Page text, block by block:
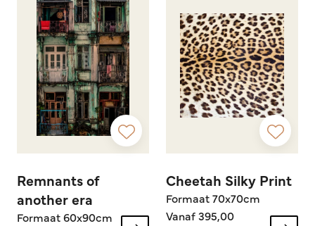
Remnants of
another era
Formaat 60x90cm
Cheetah Silky Print
Formaat 70x70cm
Vanaf 395,00